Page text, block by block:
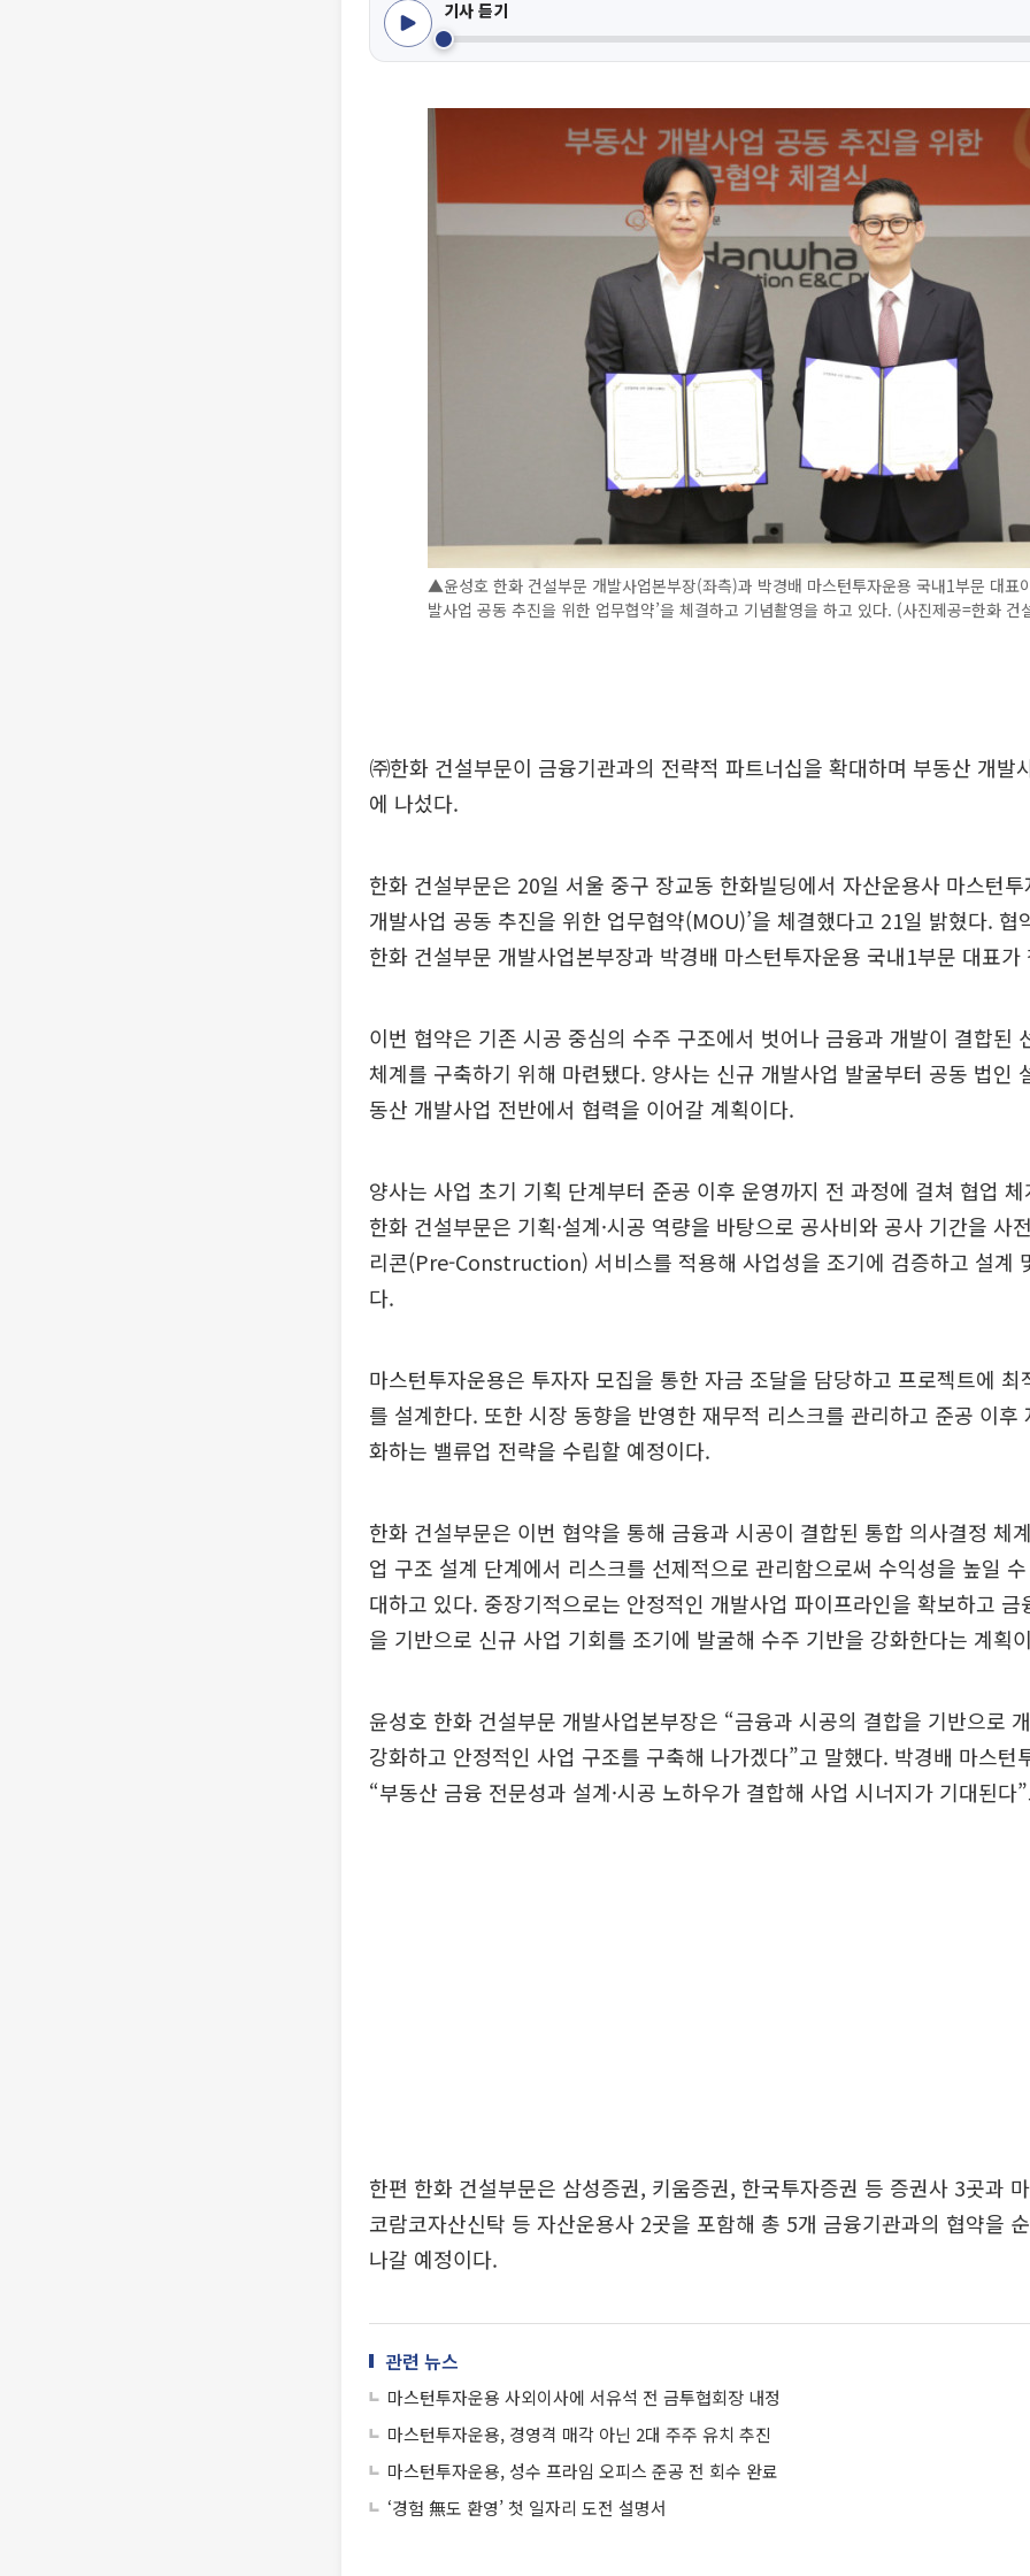
기사 듣기
▲윤성호 한화 건설부문 개발사업본부장(좌측)과 박경배 마스턴투자운용 국내1부문 대표
발사업 공동 추진을 위한 업무협약’을 체결하고 기념촬영을 하고 있다. (사진제공=한화 건
㈜한화 건설부문이 금융기관과의 전략적 파트너십을 확대하며 부동산 개발
에 나섰다.
한화 건설부문은 20일 서울 중구 장교동 한화빌딩에서 자산운용사 마스턴투
개발사업 공동 추진을 위한 업무협약(MOU)’을 체결했다고 21일 밝혔다. 협
한화 건설부문 개발사업본부장과 박경배 마스턴투자운용 국내1부문 대표가
이번 협약은 기존 시공 중심의 수주 구조에서 벗어나 금융과 개발이 결합된
체계를 구축하기 위해 마련됐다. 양사는 신규 개발사업 발굴부터 공동 법인
동산 개발사업 전반에서 협력을 이어갈 계획이다.
양사는 사업 초기 기획 단계부터 준공 이후 운영까지 전 과정에 걸쳐 협업
한화 건설부문은 기획·설계·시공 역량을 바탕으로 공사비와 공사 기간을 사
리콘(Pre-Construction) 서비스를 적용해 사업성을 조기에 검증하고 설계
다.
마스턴투자운용은 투자자 모집을 통한 자금 조달을 담당하고 프로젝트에 최
를 설계한다. 또한 시장 동향을 반영한 재무적 리스크를 관리하고 준공 이후
화하는 밸류업 전략을 수립할 예정이다.
한화 건설부문은 이번 협약을 통해 금융과 시공이 결합된 통합 의사결정 체
업 구조 설계 단계에서 리스크를 선제적으로 관리함으로써 수익성을 높일
대하고 있다. 중장기적으로는 안정적인 개발사업 파이프라인을 확보하고 금
을 기반으로 신규 사업 기회를 조기에 발굴해 수주 기반을 강화한다는 계획
윤성호 한화 건설부문 개발사업본부장은 “금융과 시공의 결합을 기반으로
강화하고 안정적인 사업 구조를 구축해 나가겠다”고 말했다. 박경배 마스턴
“부동산 금융 전문성과 설계·시공 노하우가 결합해 사업 시너지가 기대된다
한편 한화 건설부문은 삼성증권, 키움증권, 한국투자증권 등 증권사 3곳과
코람코자산신탁 등 자산운용사 2곳을 포함해 총 5개 금융기관과의 협약을
나갈 예정이다.
관련 뉴스
마스턴투자운용 사외이사에 서유석 전 금투협회장 내정
마스턴투자운용, 경영격 매각 아닌 2대 주주 유치 추진
마스턴투자운용, 성수 프라임 오피스 준공 전 회수 완료
‘경험 無도 환영’ 첫 일자리 도전 설명서